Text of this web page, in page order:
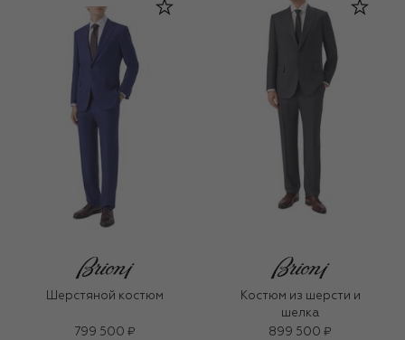
Шерстяной костюм
799 500 ₽
Костюм из шерсти и
шелка
899 500 ₽